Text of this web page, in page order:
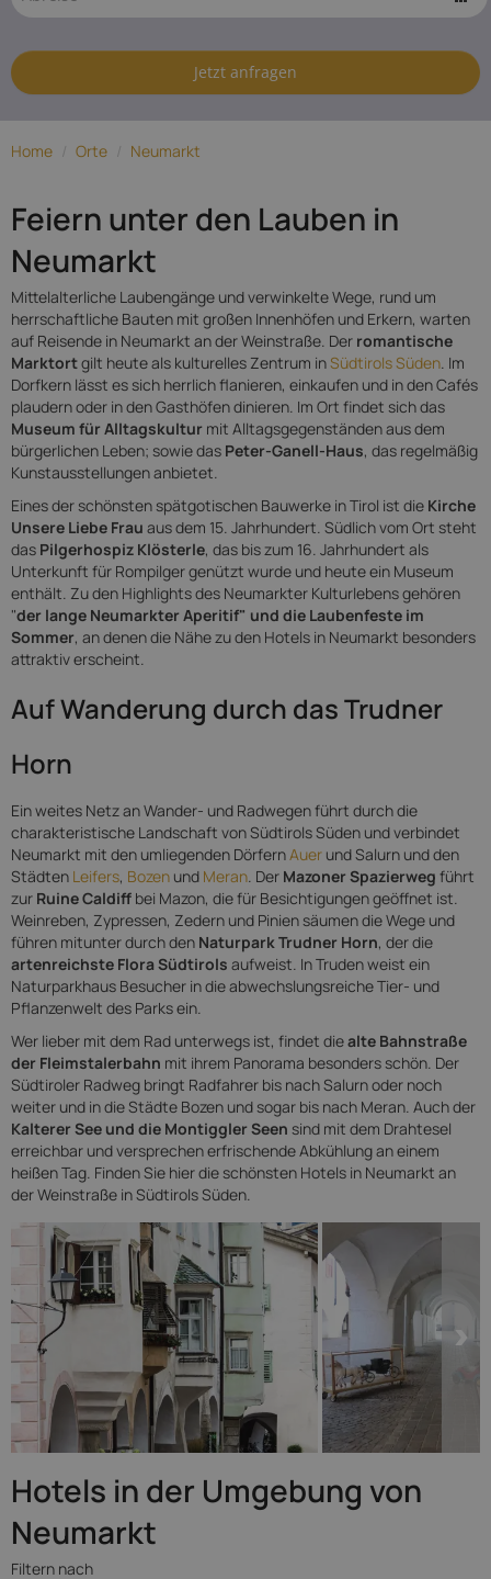
Hotels in
NeumarktJetzt anfragen
Home / Orte / Neumarkt
Feiern unter den Lauben in
Neumarkt
Mittelalterliche Laubengänge und verwinkelte Wege, rund um
herrschaftliche Bauten mit großen Innenhöfen und Erkern, warten
auf Reisende in Neumarkt an der Weinstraße. Der romantische
Marktortgilt heute als kulturelles Zentrum inSüdtirols Süden. Im
Dorfkern lässt es sich herrlich flanieren, einkaufen und in den Cafés
plaudern oder in den Gasthöfen dinieren. Im Ort findet sich das
Museum für Alltagskultur mit Alltagsgegenständen aus dem
bürgerlichen Leben; sowie das Peter-Ganell-Haus, das regelmäßig
Kunstausstellungen anbietet.
Eines der schönsten spätgotischen Bauwerke in Tirol ist die Kirche
Unsere Liebe Frau aus dem 15. Jahrhundert. Südlich vom Ort steht
das Pilgerhospiz Klösterle, das bis zum 16. Jahrhundert als
Unterkunft für Rompilger genützt wurde und heute ein Museum
enthält. Zu den Highlights des Neumarkter Kulturlebens gehören
"der lange Neumarkter Aperitif" und die Laubenfeste im
Sommer, an denen die Nähe zu den Hotels in Neumarkt besonders
attraktiv erscheint.
Auf Wanderung durch das Trudner
Horn
Ein weites Netz an Wander- und Radwegen führt durch die
charakteristische Landschaft von Südtirols Süden und verbindet
Neumarkt mit den umliegenden DörfernAuer und Salurn und den
Städten Leifers, Bozen und Meran. Der Mazoner Spazierweg führt
zur Ruine Caldiff bei Mazon, die für Besichtigungen geöffnet ist.
Weinreben, Zypressen, Zedern und Pinien säumen die Wege und
führen mitunter durch den Naturpark Trudner Horn, der die
artenreichste Flora Südtirols aufweist. In Truden weist ein
Naturparkhaus Besucher in die abwechslungsreiche Tier- und
Pflanzenwelt des Parks ein.
Wer lieber mit dem Rad unterwegs ist, findet diealte Bahnstraße
der Fleimstalerbahn mit ihrem Panorama besonders schön. Der
Südtiroler Radweg bringt Radfahrer bis nach Salurn oder noch
weiter und in die Städte Bozen und sogar bis nach Meran. Auch der
Kalterer See und die Montiggler Seen sind mit dem Drahtesel
erreichbar und versprechen erfrischende Abkühlung an einem
heißen Tag. Finden Sie hier die schönsten Hotels in Neumarkt an
der Weinstraße in Südtirols Süden.
Hotels in der Umgebung von
Neumarkt
Filtern nach